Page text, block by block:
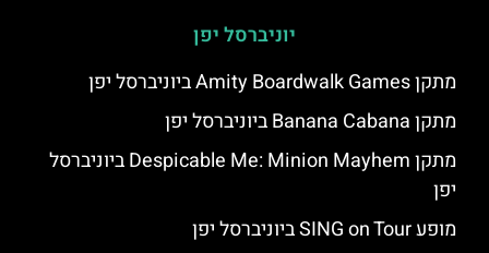
יוניברסל יפן
מתקן Amity Boardwalk Games ביוניברסל יפן
מתקן Banana Cabana ביוניברסל יפן
מתקן Despicable Me: Minion Mayhem ביוניברסל
יפן
מופע SING on Tour ביוניברסל יפן